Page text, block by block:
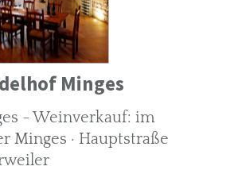
Minges
- Weinverkauf: im
Minges · Hauptstraße